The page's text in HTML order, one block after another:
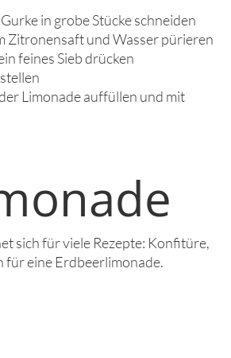
in grobe Stücke schneiden
Zitronensaft und Wasser pürieren
feines Sieb drücken
Limonade auffüllen und mit
sich für viele Rezepte: Konfitüre,
für eine Erdbeerlimonade.